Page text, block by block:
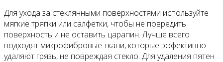
Для ухода за стеклянными поверхностями используйте
мягкие тряпки или салфетки, чтобы не повредить
поверхность и не оставить царапин. Лучше всего
подходят микрофибровые ткани, которые эффективно
удаляют грязь, не повреждая стекло. Для удаления пятен